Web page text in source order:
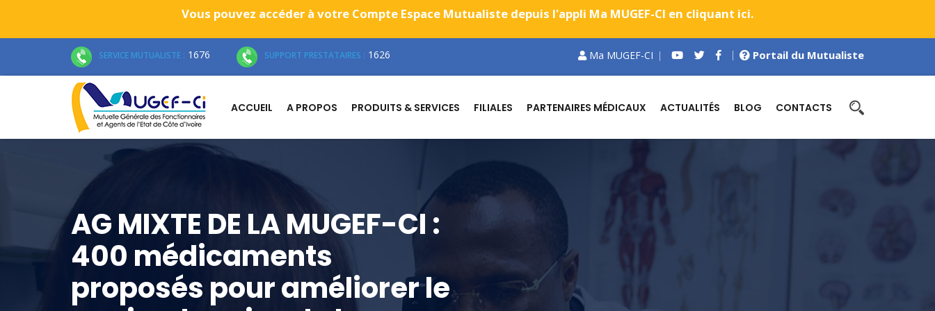
Vous pouvez accéder à votre Compte Espace Mutualiste depuis l'appli Ma MUGEF-CI en cliquant ici.
SERVICE MUTUALISTE : 1676 SUPPORT PRESTATAIRES : 1626 Ma MUGEF-CI Portail du Mutualiste
ACCUEIL A PROPOS PRODUITS & SERVICES FILIALES PARTENAIRES MÉDICAUX ACTUALITÉS BLOG CONTACTS
AG MIXTE DE LA MUGEF-CI :
400 médicaments
proposés pour améliorer le